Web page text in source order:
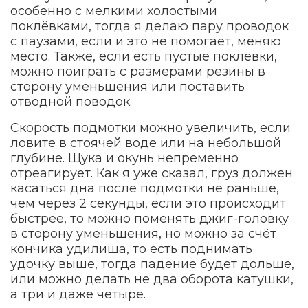
особенно с мелкими холостыми
поклёвками, тогда я делаю пару проводок
с паузами, если и это не помогает, меняю
место. Также, если есть пустые поклёвки,
можно поиграть с размерами резины в
сторону уменьшения или поставить
отводной поводок.
Скорость подмотки можно увеличить, если
ловите в стоячей воде или на небольшой
глубине. Щука и окунь непременно
отреагирует. Как я уже сказал, груз должен
касаться дна после подмотки не раньше,
чем через 2 секунды, если это происходит
быстрее, то можно поменять джиг-головку
в сторону уменьшения, но можно за счёт
кончика удилища, то есть поднимать
удочку выше, тогда падение будет дольше,
или можно делать не два оборота катушки,
а три и даже четыре.